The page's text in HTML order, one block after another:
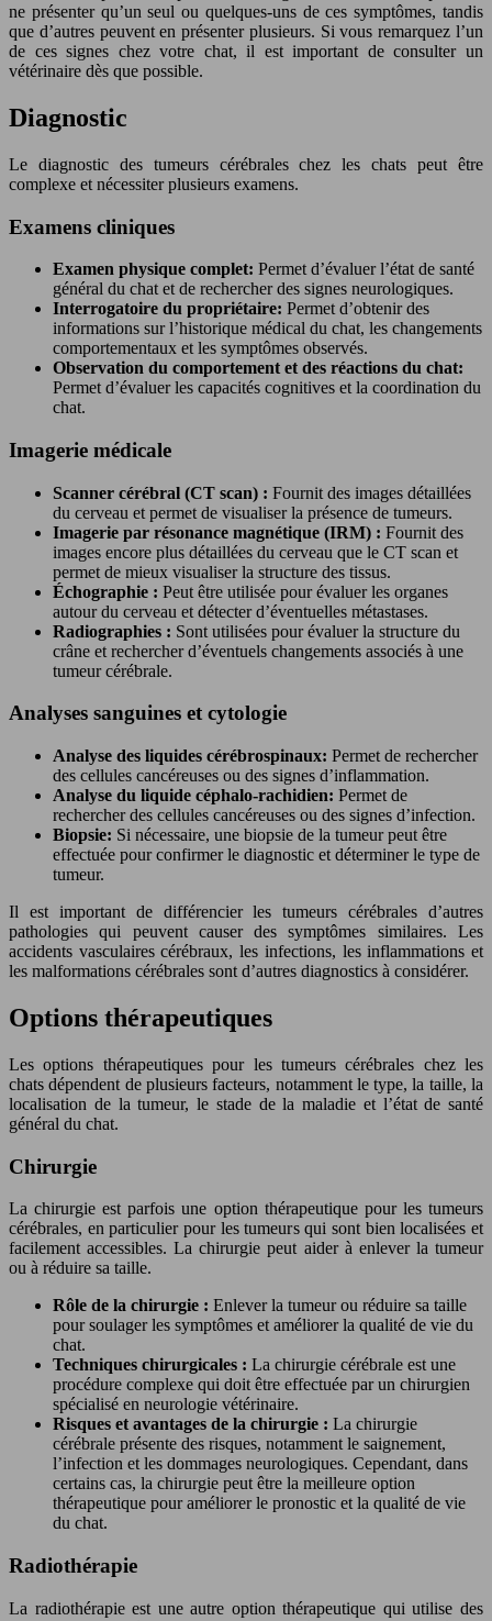
ne présenter qu’un seul ou quelques-uns de ces symptômes, tandis
que d’autres peuvent en présenter plusieurs. Si vous remarquez l’un
de ces signes chez votre chat, il est important de consulter un
vétérinaire dès que possible.
Diagnostic
Le diagnostic des tumeurs cérébrales chez les chats peut être
complexe et nécessiter plusieurs examens.
Examens cliniques
Examen physique complet: Permet d’évaluer l’état de santé
général du chat et de rechercher des signes neurologiques.
Interrogatoire du propriétaire: Permet d’obtenir des
informations sur l’historique médical du chat, les changements
comportementaux et les symptômes observés.
Observation du comportement et des réactions du chat:
Permet d’évaluer les capacités cognitives et la coordination du
chat.
Imagerie médicale
Scanner cérébral (CT scan) : Fournit des images détaillées
du cerveau et permet de visualiser la présence de tumeurs.
Imagerie par résonance magnétique (IRM) : Fournit des
images encore plus détaillées du cerveau que le CT scan et
permet de mieux visualiser la structure des tissus.
Échographie : Peut être utilisée pour évaluer les organes
autour du cerveau et détecter d’éventuelles métastases.
Radiographies : Sont utilisées pour évaluer la structure du
crâne et rechercher d’éventuels changements associés à une
tumeur cérébrale.
Analyses sanguines et cytologie
Analyse des liquides cérébrospinaux: Permet de rechercher
des cellules cancéreuses ou des signes d’inflammation.
Analyse du liquide céphalo-rachidien: Permet de
rechercher des cellules cancéreuses ou des signes d’infection.
Biopsie: Si nécessaire, une biopsie de la tumeur peut être
effectuée pour confirmer le diagnostic et déterminer le type de
tumeur.
Il est important de différencier les tumeurs cérébrales d’autres
pathologies qui peuvent causer des symptômes similaires. Les
accidents vasculaires cérébraux, les infections, les inflammations et
les malformations cérébrales sont d’autres diagnostics à considérer.
Options thérapeutiques
Les options thérapeutiques pour les tumeurs cérébrales chez les
chats dépendent de plusieurs facteurs, notamment le type, la taille, la
localisation de la tumeur, le stade de la maladie et l’état de santé
général du chat.
Chirurgie
La chirurgie est parfois une option thérapeutique pour les tumeurs
cérébrales, en particulier pour les tumeurs qui sont bien localisées et
facilement accessibles. La chirurgie peut aider à enlever la tumeur
ou à réduire sa taille.
Rôle de la chirurgie : Enlever la tumeur ou réduire sa taille
pour soulager les symptômes et améliorer la qualité de vie du
chat.
Techniques chirurgicales : La chirurgie cérébrale est une
procédure complexe qui doit être effectuée par un chirurgien
spécialisé en neurologie vétérinaire.
Risques et avantages de la chirurgie : La chirurgie
cérébrale présente des risques, notamment le saignement,
l’infection et les dommages neurologiques. Cependant, dans
certains cas, la chirurgie peut être la meilleure option
thérapeutique pour améliorer le pronostic et la qualité de vie
du chat.
Radiothérapie
La radiothérapie est une autre option thérapeutique qui utilise des